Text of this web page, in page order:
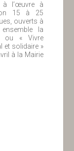
à l’œuvre à
15 à 25
ouverts à
la
ou « Vivre
et solidaire »
à la Mairie